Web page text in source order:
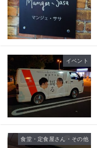
イベント
食堂・定食屋さん・その他